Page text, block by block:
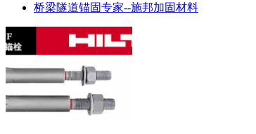
桥梁隧道锚固专家--施邦加固材料